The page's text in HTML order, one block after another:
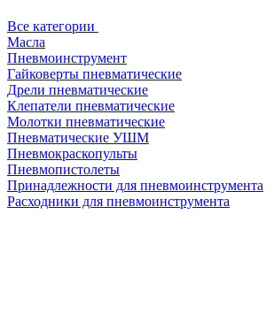
Все категории
Масла
Пневмоинструмент
Гайковерты пневматические
Дрели пневматические
Клепатели пневматические
Молотки пневматические
Пневматические УШМ
Пневмокраскопульты
Пневмопистолеты
Принадлежности для пневмоинструмента
Расходники для пневмоинструмента